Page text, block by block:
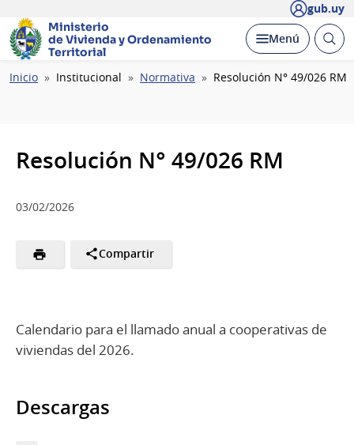
gub.uy
Ministerio
de Vivienda yOrdenamiento
Territorial
Desplegar
Menú Abrir
Ruta
Inicio Institucional Normativa Resolución N° 49/026 RM
Resolución N° 49/026 RM
03/02/2026
Compartir
Calendario para el llamado anual a cooperativas de
viviendas del 2026.
Descargas